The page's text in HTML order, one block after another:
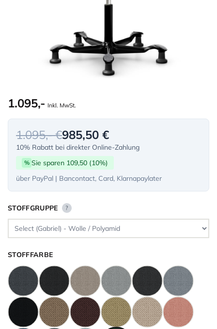
1.095,- Inkl. MwSt.
1.095,- €985,50 €
10% Rabatt bei direkter Online-Zahlung
% Sie sparen 109,50 (10%)
über PayPal | Bancontact, Card, Klarnapaylater
STOFFGRUPPE ?
STOFFFARBE